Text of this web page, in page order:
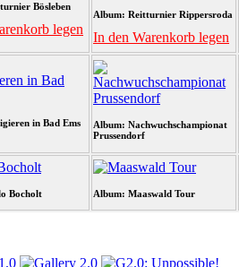
Bösleben
legen
Album: Reitturnier Rippersroda
In den Warenkorb legen
in Bad Ems
Album: Nachwuchschampionat
Prussendorf
Bocholt Album: Maaswald Tour